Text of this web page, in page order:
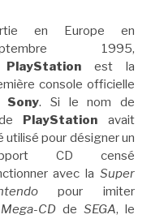
en Europe en
1995,
PlayStation est la
console officielle
Sony. Si le nom de
PlayStation avait
utilisé pour désigner un
CD censé
avec la Super
pour imiter
Mega-CDde SEGA, le